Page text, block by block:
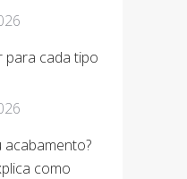
para cada tipo
como